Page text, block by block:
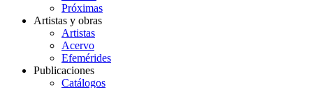
Próximas
Artistas y obras
Artistas
Acervo
Efemérides
Publicaciones
Catálogos